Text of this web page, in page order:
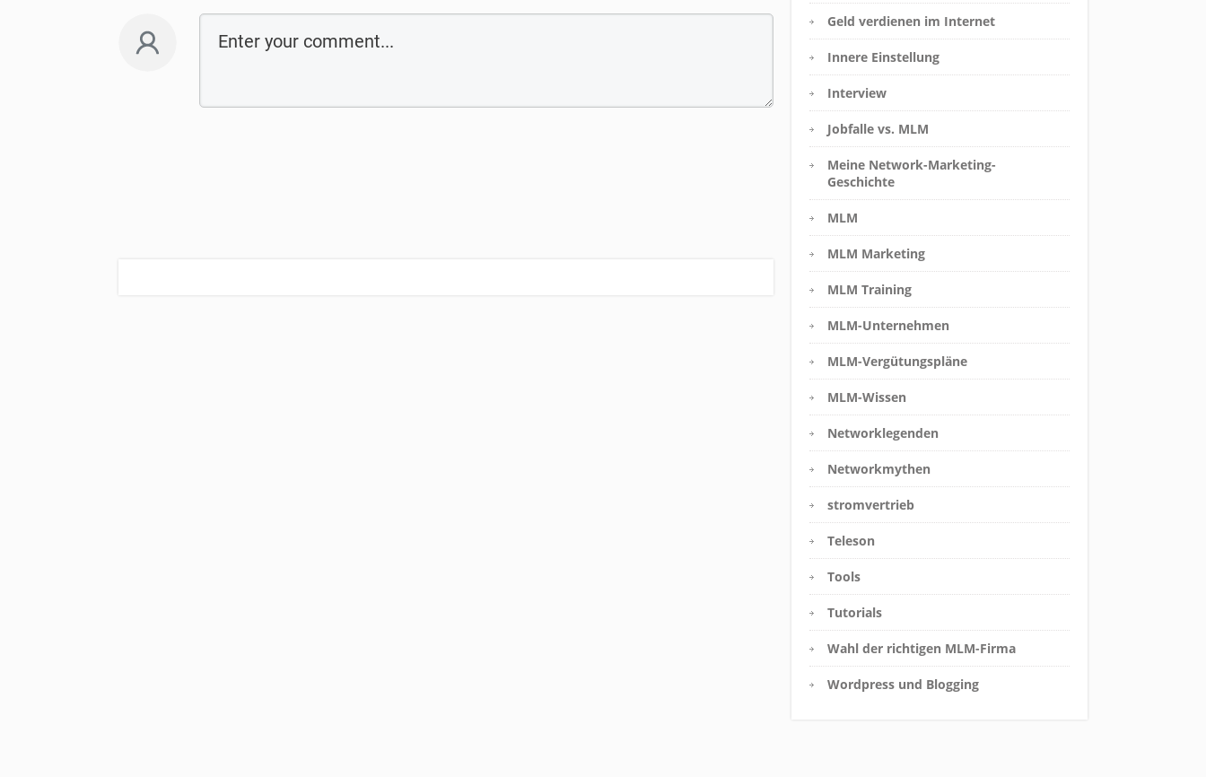
Geld verdienen im Internet
Innere Einstellung
Interview
Jobfalle vs. MLM
Meine Network-Marketing-
Geschichte
MLM
MLM Marketing
MLM Training
MLM-Unternehmen
MLM-Vergütungspläne
MLM-Wissen
Networklegenden
Networkmythen
stromvertrieb
Teleson
Tools
Tutorials
Wahl der richtigen MLM-Firma
Wordpress und Blogging